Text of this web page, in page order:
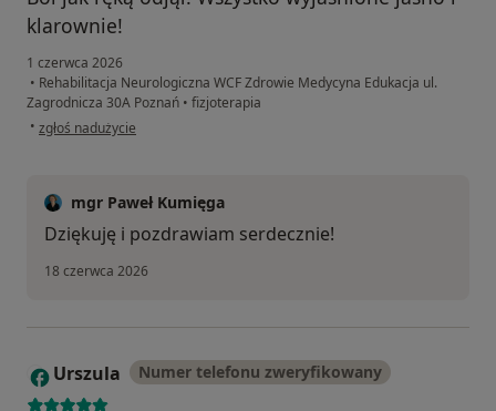
klarownie!
1 czerwca 2026
• Rehabilitacja Neurologiczna WCF Zdrowie Medycyna Edukacja ul.
Zagrodnicza 30A Poznań • fizjoterapia
• w opinii użytkownika Patryk
zgłoś nadużycie
mgr Paweł Kumięga
Dziękuję i pozdrawiam serdecznie!
18 czerwca 2026
U Urszula Numer telefonu zweryfikowany